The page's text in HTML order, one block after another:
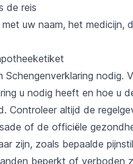
de reis
uw naam, het medicijn,
nodig.
u nodig heeft en hoe u
Controleer altijd de
of de officiële
zijn, zoals bepaalde
beperkt of verboden